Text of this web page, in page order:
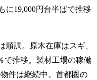
に19,000円台半ばで推移
順調。原木在庫はスギ、
で推移。製材工場の稼働
件は継続中。首都圏の